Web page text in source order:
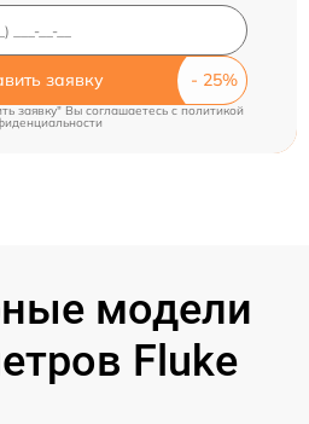
заявку
заявку" Вы соглашаетесь cполитикой
модели
Fluke